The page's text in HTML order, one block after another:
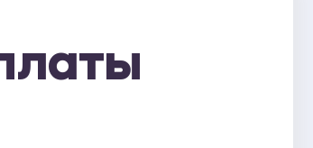
Контрольная работа